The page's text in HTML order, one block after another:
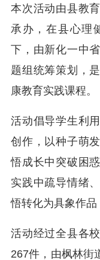
本次活动由县教
承办，在县心理
下，由新化一中
题组统筹策划，
康教育实践课程。
活动倡导学生利
创作，以种子萌
悟成长中突破困
实践中疏导情绪
悟转化为具象作品
活动经过全县各
267件，由枫林街